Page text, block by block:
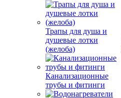
Трапы для душа и
душевые лотки
(желоба)
Канализационные
трубы и фитинги